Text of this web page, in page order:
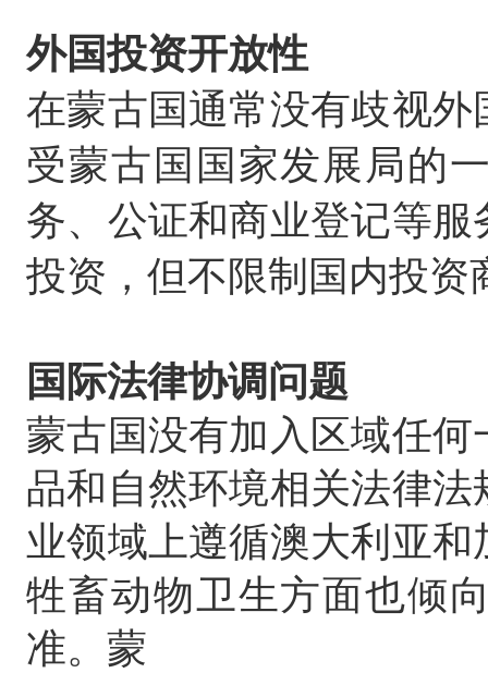
外国投资开放性
在蒙古国通常没有歧视
受蒙古国国家发展局的
务、公证和商业登记等
投资，但不限制国内投资
国际法律协调问题
蒙古国没有加入区域任
品和自然环境相关法律
业领域上遵循澳大利亚
牲畜动物卫生方面也倾
准。蒙